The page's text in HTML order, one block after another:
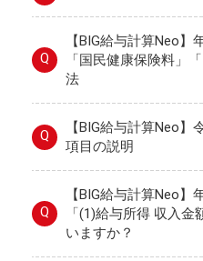
Q
【BIG給与計算Neo
「国民健康保険料」
法
Q
【BIG給与計算Neo
項目の説明
Q
【BIG給与計算Neo
「(1)給与所得 収入
いますか？